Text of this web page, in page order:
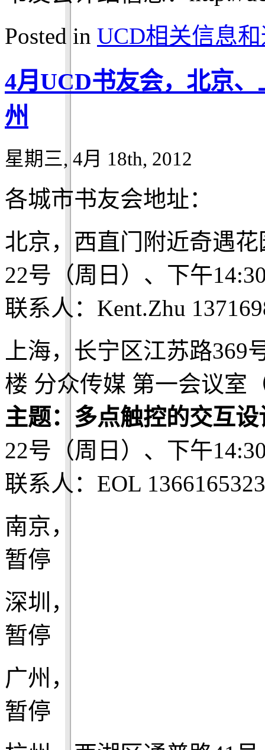
Posted in UCD相关信息
4月UCD书友会，北京
州
星期三, 4月 18th, 2012
各城市书友会地址：
北京，西直门附近奇遇花
22号（周日）、下午
联系人：Kent.Zhu
上海，长宁区江苏路
楼 分众传媒 第一会议室
主题：多点触控的交互设
22号（周日）、下午
联系人：EOL
南京，
暂停
深圳，
暂停
广州，
暂停